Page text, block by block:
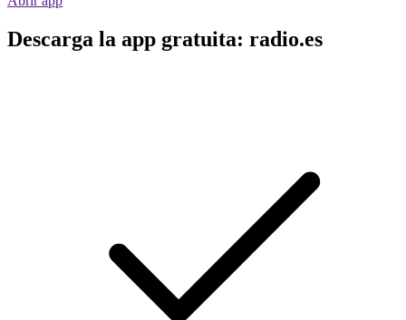
Descarga la app gratuita: radio.es